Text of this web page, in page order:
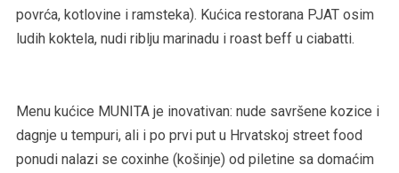
povrća, kotlovine i ramsteka). Kućica restorana PJAT osim
ludih koktela, nudi riblju marinadu i roast beff u ciabatti.
Menu kućice MUNITA je inovativan: nude savršene kozice i
dagnje u tempuri, ali i po prvi put u Hrvatskoj street food
ponudi nalazi se coxinhe (košinje) od piletine sa domaćim